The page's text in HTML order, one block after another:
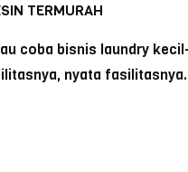
TERMURAH
coba bisnis laundry
nyata